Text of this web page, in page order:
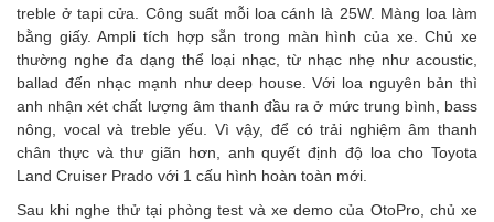
treble ở tapi cửa. Công suất mỗi loa cánh là 25W. Màng loa làm
bằng giấy. Ampli tích hợp sẵn trong màn hình của xe. Chủ xe
thường nghe đa dạng thể loại nhạc, từ nhạc nhẹ như acoustic,
ballad đến nhạc mạnh như deep house. Với loa nguyên bản thì
anh nhận xét chất lượng âm thanh đầu ra ở mức trung bình, bass
nông, vocal và treble yếu. Vì vậy, để có trải nghiệm âm thanh
chân thực và thư giãn hơn, anh quyết định độ loa cho Toyota
Land Cruiser Prado với 1 cấu hình hoàn toàn mới.
Sau khi nghe thử tại phòng test và xe demo của OtoPro, chủ xe